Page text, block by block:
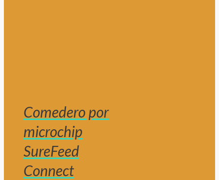
Comedero por
microchip
SureFeed
Connect